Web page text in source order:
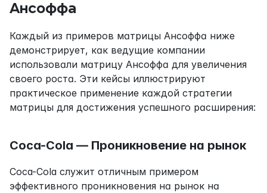
Ансоффа
Каждый из примеров матрицы Ансоффа ниже
демонстрирует, как ведущие компании
использовали матрицу Ансоффа для увеличения
своего роста. Эти кейсы иллюстрируют
практическое применение каждой стратегии
матрицы для достижения успешного расширения:
Coca-Cola — Проникновение на рынок
Coca-Cola служит отличным примером
эффективного проникновения на рынок на